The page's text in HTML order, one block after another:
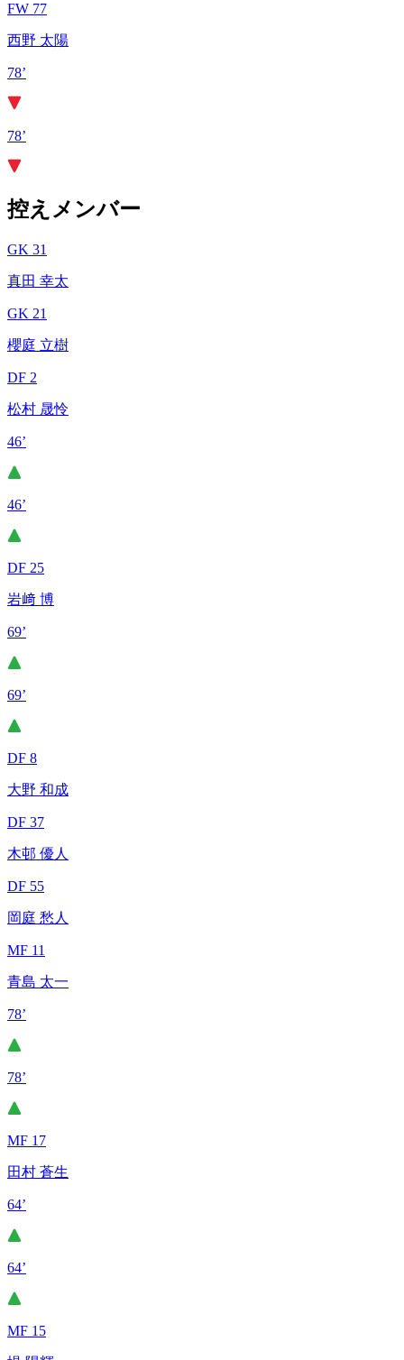
FW 77
西野 太陽
78’
78’
控えメンバー
GK 31
真田 幸太
GK 21
櫻庭 立樹
DF 2
松村 晟怜
46’
46’
DF 25
岩﨑 博
69’
69’
DF 8
大野 和成
DF 37
木邨 優人
DF 55
岡庭 愁人
MF 11
青島 太一
78’
78’
MF 17
田村 蒼生
64’
64’
MF 15